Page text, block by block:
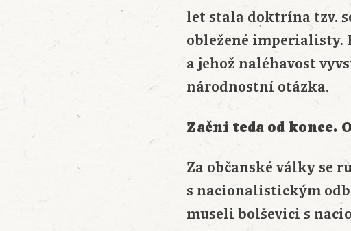
let stala doktrína tzv.
obležené
a jehož naléhavost
národnostní otázka.
Začni teda od
Za občanské války se
s nacionalistickým
museli bolševici s